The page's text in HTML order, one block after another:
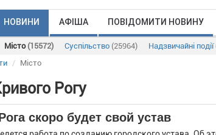
НОВИНИ АФІША ПОВІДОМИТИ НОВИНУ
Місто (15572) Суспільство (25964) Надзвичайні події
Місто
Рогу
скоро будет свой устав